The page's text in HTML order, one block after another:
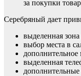
за покупки
Серебряный дает
выделенная
выбор места в
дополнительное
выделенная